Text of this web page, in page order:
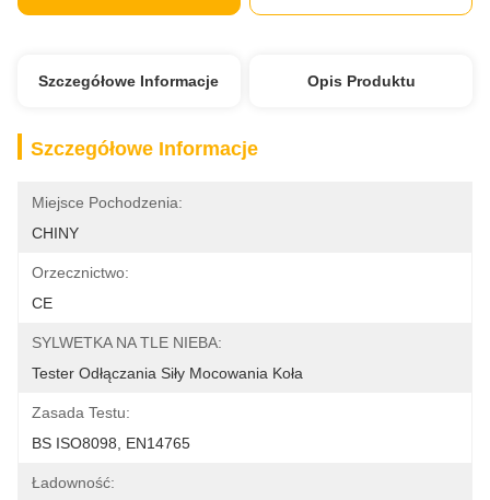
Szczegółowe Informacje Opis Produktu
Szczegółowe Informacje
Miejsce Pochodzenia:
CHINY
Orzecznictwo:
CE
SYLWETKA NA TLE NIEBA:
Tester Odłączania Siły Mocowania Koła
Zasada Testu:
BS ISO8098, EN14765
Ładowność: